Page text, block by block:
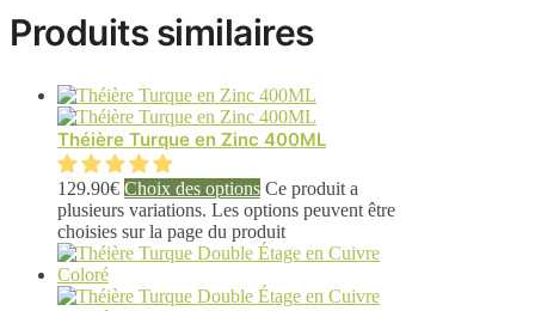
Produits similaires
Théière Turque en Zinc 400ML
129.90€ Choix des options Ce produit a
plusieurs variations. Les options peuvent être
choisies sur la page du produit